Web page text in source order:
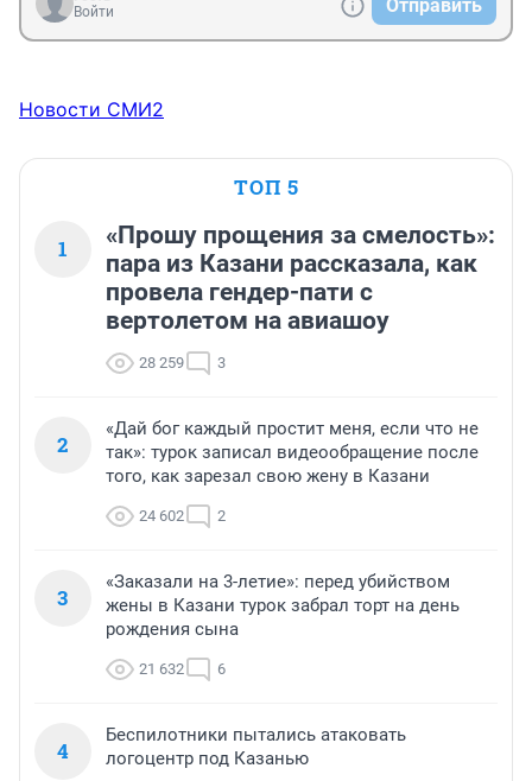
Войти
Отправить
Новости СМИ2
ТОП 5
1
«Прошу прощения за смелость»:
пара из Казани рассказала, как
провела гендер-пати с
вертолетом на авиашоу
28 259 3
2
«Дай бог каждый простит меня, если что не
так»: турок записал видеообращение после
того, как зарезал свою жену в Казани
24 602 2
3
«Заказали на 3-летие»: перед убийством
жены в Казани турок забрал торт на день
рождения сына
21 632 6
4
Беспилотники пытались атаковать
логоцентр под Казанью